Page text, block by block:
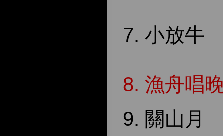
7. 小放牛
8. 漁舟唱
9. 關山月